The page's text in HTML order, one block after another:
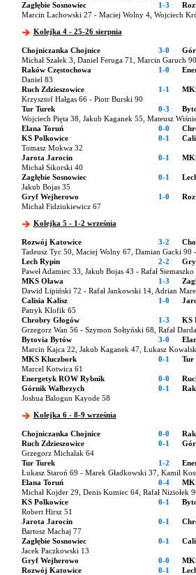
Zagłębie Sosnowiec
1-3
Marcin Lachowski 27 - Maciej Wolny 4, Wojciech
Kolejka 4 - 25-26 sierpnia
Chojniczanka Chojnice 3-0
Michał Szałek 3, Daniel Feruga 71, Marcin Garuch 90
Raków Częstochowa
1-0
Daniel 83
Ruch Zdzieszowice
1-1
Krzysztof Hałgas 66 - Piotr Burski 90
Tur Turek
0-3
Wojciech Pięta 38, Jakub Kaganek 55, Mateusz
Elana Toruń
0-0
KS Polkowice
0-1
Tomasz Mokwa 32
Jarota Jarocin
0-1
Michał Sikorski 40
Zagłębie Sosnowiec
0-1
Jakub Bojas 35
Gryf Wejherowo
1-0
Michał Fidziukiewicz 67
Kolejka 5 - 1-2 września
Rozwój Katowice 3-2
Tadeusz Tyc 50, Maciej Wolny 67, Damian Gacki 90
Lech Rypin
2-2
Paweł Adamiec 33, Jakub Bojas 43 - Rafał
MKS Oława
1-3
Dawid Lipiński 72 - Rafał Jankowski 14, Adrian
Calisia Kalisz
1-0
Patryk Klofik 65
Chrobry Głogów
1-3 KS
Grzegorz Wan 56 - Szymon Sołtyński 68, Rafał
Bytovia Bytów
3-0
Marcin Kajca 22, Jakub Kaganek 47, Łukasz
MKS Kluczbork
0-1 Tur
Marcel Kotwica 61
Energetyk ROW Rybnik
0-0
Górnik Wałbrzych
0-1
Joshua Balogun Kayode 58
Kolejka 6 - 8-9 września
Chojniczanka Chojnice 0-0
Ruch Zdzieszowice
0-1
Grzegorz Michalak 64
Tur Turek
1-2
Łukasz Staroń 69 - Marek Gładkowski 37, Kamil
Elana Toruń
0-4
Michał Kojder 29, Denis Kumiec 64, Rafał Niziołek
KS Polkowice
0-1
Robert Hirsz 51
Jarota Jarocin
0-1
Bartosz Machaj 77
Zagłębie Sosnowiec
0-1
Jacek Paczkowski 13
Gryf Wejherowo
0-0
Rozwój Katowice
0-1